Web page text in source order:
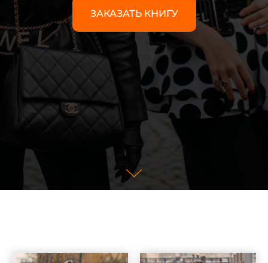
ЗАКАЗАТЬ КНИГУ